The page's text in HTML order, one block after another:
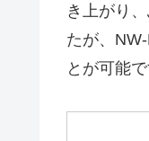
き上がり
たが、
とが可能で